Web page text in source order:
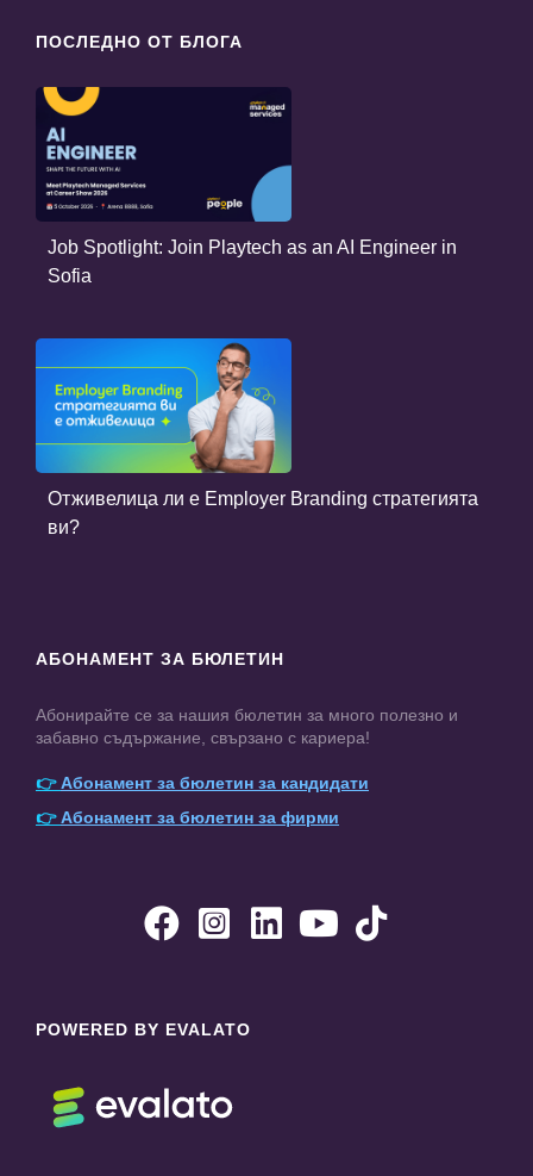
ПОСЛЕДНО ОТ БЛОГА
Job Spotlight: Join Playtech as an AI Engineer in
Sofia
Отживелица ли е Employer Branding стратегията
ви?
АБОНАМЕНТ ЗА БЮЛЕТИН
Абонирайте се за нашия бюлетин за много полезно и
забавно съдържание, свързано с кариера!
👉Абонамент за бюлетин за кандидати
👉Абонамент за бюлетин за фирми
    
POWERED BY EVALATO